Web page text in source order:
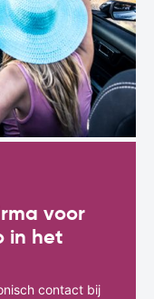
voor
in het
contact bij